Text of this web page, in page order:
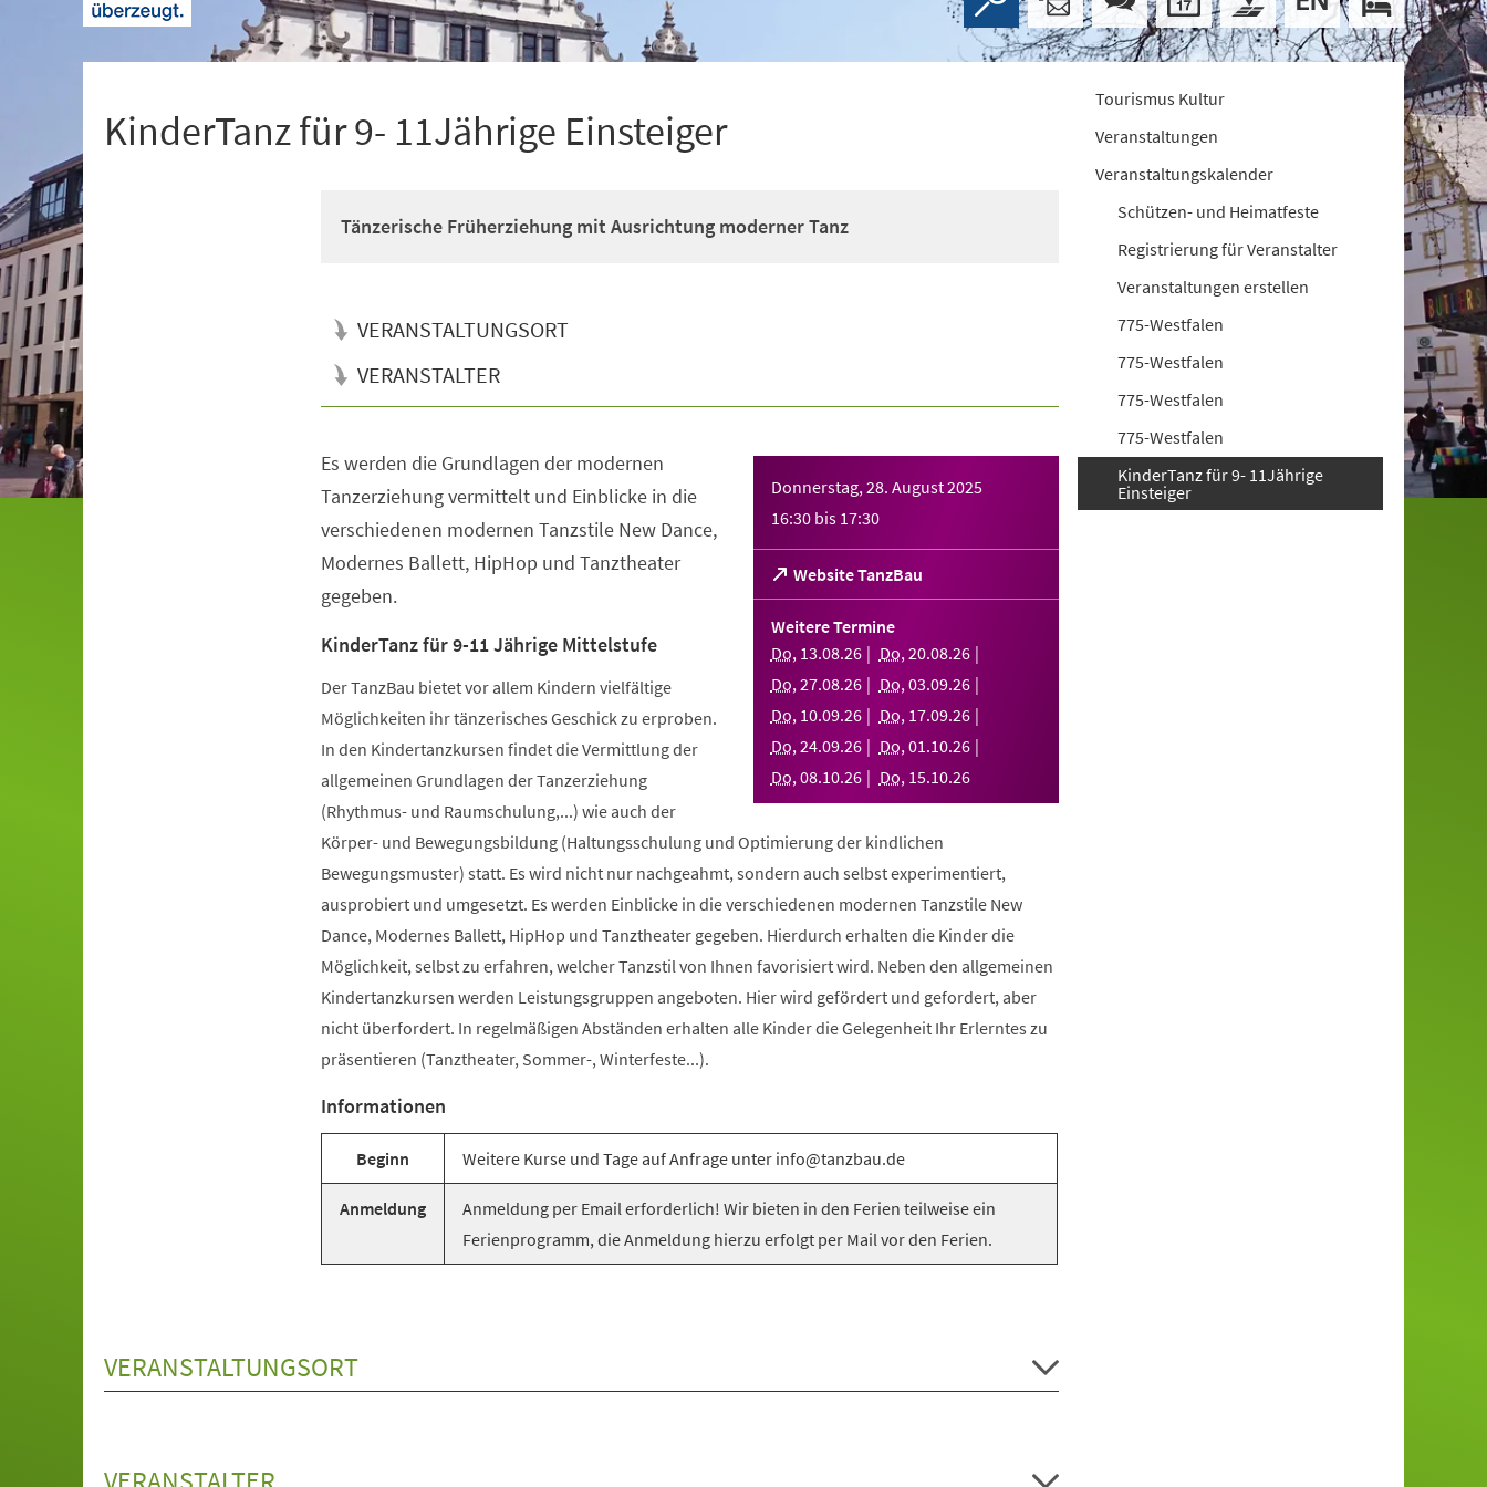
KinderTanz für 9- 11Jährige Einsteiger
Tänzerische Früherziehung mit Ausrichtung moderner Tanz
VERANSTALTUNGSORT
VERANSTALTER
Donnerstag, 28. August 2025
16:30 bis 17:30
Website TanzBau
(Öffnet
in
einem
Tab)
Weitere Termine
Do, 13.08.26 Do,20.08.26
Do,27.08.26 Do,03.09.26
Do, 10.09.26 Do, 17.09.26
Do,24.09.26 Do,01.10.26
Do,08.10.26 Do, 15.10.26
Es werden die Grundlagen der modernen
Tanzerziehung vermittelt und Einblicke in die
verschiedenen modernen Tanzstile New Dance,
Modernes Ballett, HipHop und Tanztheater
gegeben.
KinderTanz für 9-11 Jährige Mittelstufe
Der TanzBau bietet vor allem Kindern vielfältige
Möglichkeiten ihr tänzerisches Geschick zu erproben.
In den Kindertanzkursen findet die Vermittlung der
allgemeinen Grundlagen der Tanzerziehung
(Rhythmus- und Raumschulung,...) wie auch der
Körper- und Bewegungsbildung (Haltungsschulung und Optimierung der kindlichen
Bewegungsmuster) statt. Es wird nicht nur nachgeahmt, sondern auch selbst experimentiert,
ausprobiert und umgesetzt. Es werden Einblicke in die verschiedenen modernen Tanzstile New
Dance, Modernes Ballett, HipHop und Tanztheater gegeben. Hierdurch erhalten die Kinder die
Möglichkeit, selbst zu erfahren, welcher Tanzstil von Ihnen favorisiert wird. Neben den allgemeinen
Kindertanzkursen werden Leistungsgruppen angeboten. Hier wird gefördert und gefordert, aber
nicht überfordert. In regelmäßigen Abständen erhalten alle Kinder die Gelegenheit Ihr Erlerntes zu
präsentieren (Tanztheater, Sommer-, Winterfeste...).
Informationen
Beginn Weitere Kurse und Tage auf Anfrage unter info@tanzbau.de
Anmeldung
Anmeldung per Email erforderlich! Wir bieten in den Ferien teilweise ein
Ferienprogramm, die Anmeldung hierzu erfolgt per Mail vor den Ferien.
VERANSTALTUNGSORT
Tourismus Kultur
Veranstaltungen
Veranstaltungskalender
Schützen- und Heimatfeste
Registrierung für Veranstalter
Veranstaltungen erstellen
775-Westfalen
775-Westfalen
775-Westfalen
775-Westfalen
KinderTanz für 9- 11Jährige
Einsteiger